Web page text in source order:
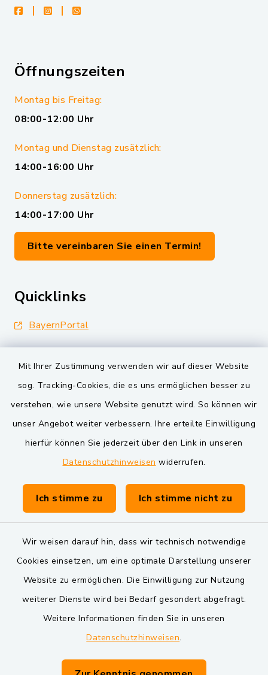
Mit Ihrer Zustimmung verwenden wir auf dieser Website
sog. Tracking-Cookies, die es uns ermöglichen besser zu
verstehen, wie unsere Website genutzt wird. So können wir
unser Angebot weiter verbessern. Ihre erteilte Einwilligung
hierfür können Sie jederzeit über den Link in unseren
Datenschutzhinweisen widerrufen.
Ich stimme zu Ich stimme nicht zu
Wir weisen darauf hin, dass wir technisch notwendige
Cookies einsetzen, um eine optimale Darstellung unserer
Website zu ermöglichen. Die Einwilligung zur Nutzung
weiterer Dienste wird bei Bedarf gesondert abgefragt.
Weitere Informationen finden Sie in unseren
Datenschutzhinweisen.
facebookinstagramwhatsapp
Öffnungszeiten
Montag bis Freitag:
08:00-12:00 Uhr
Montag und Dienstag zusätzlich:
14:00-16:00 Uhr
Donnerstag zusätzlich:
14:00-17:00 Uhr
Bitte vereinbaren Sie einen Termin!
Quicklinks
BayernPortal
Landkreis Schwandorf
VG und Gemeinden
Markt Schwarzenfeld
Gemeinde Schwarzach bei Nabburg
Verwaltungsgemeinschaft Schwarzenfeld
Barrierefreiheit